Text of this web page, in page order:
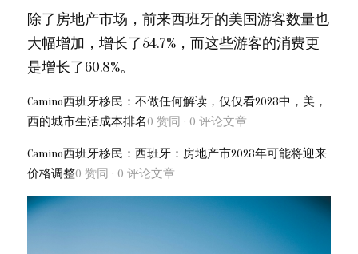
除了房地产市场，前来西班牙的美国游客数量也
大幅增加，增长了54.7%，而这些游客的消费更
是增长了60.8%。
Camino西班牙移民：不做任何解读，仅仅看2023中，美，
西的城市生活成本排名0 赞同 · 0 评论文章
Camino西班牙移民：西班牙：房地产市2023年可能将迎来
价格调整0 赞同 · 0 评论文章